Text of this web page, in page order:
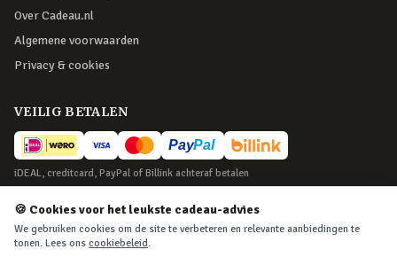
Over Cadeau.nl
Algemene voorwaarden
Privacy & cookies
VEILIG BETALEN
iDEAL, creditcard, PayPal of Billink achteraf betalen
BEZORGING
Voor 22:45 besteld, morgen in huis. Tot 365 dagen retourneren.
🍪 Cookies voor het leukste cadeau-advies
We gebruiken cookies om de site te verbeteren en relevante aanbiedingen te
tonen. Lees ons cookiebeleid.